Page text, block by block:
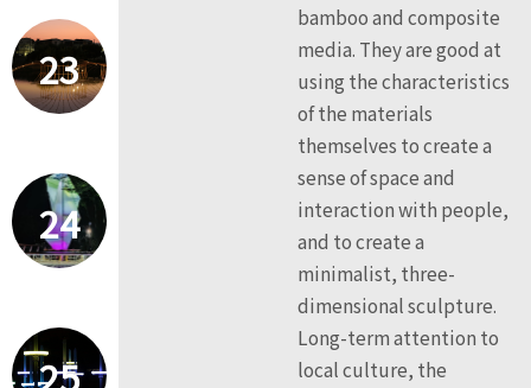
23
24
25
bamboo and composite
media. They are good at
using the characteristics
of the materials
themselves to create a
sense of space and
interaction with people,
and to create a
minimalist, three-
dimensional sculpture.
Long-term attention to
local culture, the